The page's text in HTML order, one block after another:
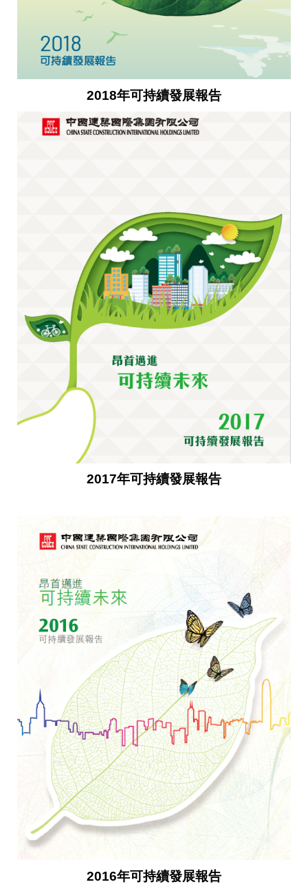
2018年可持續發展報告
2017年可持續發展報告
2016年可持續發展報告